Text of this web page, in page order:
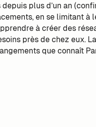
plus d’un an
en se limitant à
à créer des
près de chez eux.
que connaît